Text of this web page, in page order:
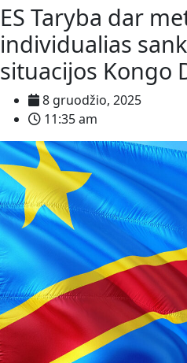
ES Taryba dar
individualias
situacijos Kongo
8 gruodžio, 2025
11:35 am